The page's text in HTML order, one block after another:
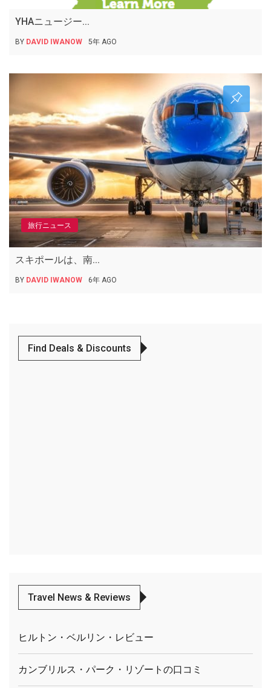
YHAニュージー...
BY DAVID IWANOW 5年 AGO
旅行ニュース
スキポールは、南...
BY DAVID IWANOW 6年 AGO
Find Deals & Discounts
Travel News & Reviews
ヒルトン・ベルリン・レビュー
カンブリルス・パーク・リゾートの口コミ